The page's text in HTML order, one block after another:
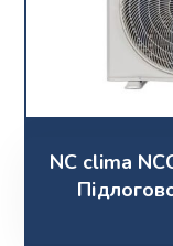
NC clima